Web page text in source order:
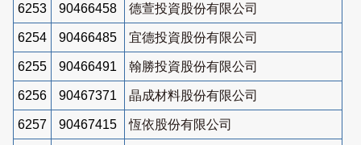
6253 90466458 德萱投資股份有限公司
6254 90466485 宜德投資股份有限公司
6255 90466491 翰勝投資股份有限公司
6256 90467371 晶成材料股份有限公司
6257 90467415 恆依股份有限公司